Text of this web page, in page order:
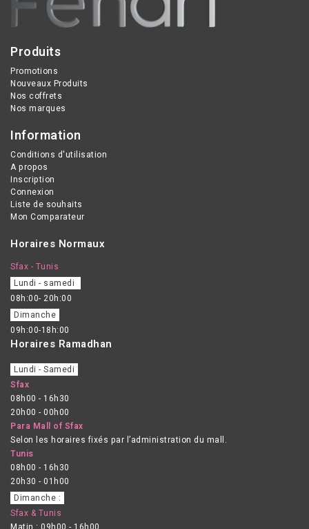
Produits
Promotions
Nouveaux Produits
Nos coffrets
Nos marques
Information
Conditions d'utilisation
A propos
Inscription
Connexion
Liste de souhaits
Mon Comparateur
Horaires Normaux
Sfax - Tunis
Lundi - samedi
08h:00- 20h:00
Dimanche
09h:00-18h:00
Horaires Ramadhan
Lundi - Samedi
Sfax
08h00 - 16h30
20h00 - 00h00
Para Mall of Sfax
Selon les horaires fixés par l’administration du mall.
Tunis
08h00 - 16h30
20h30 - 01h00
Dimanche :
Sfax & Tunis